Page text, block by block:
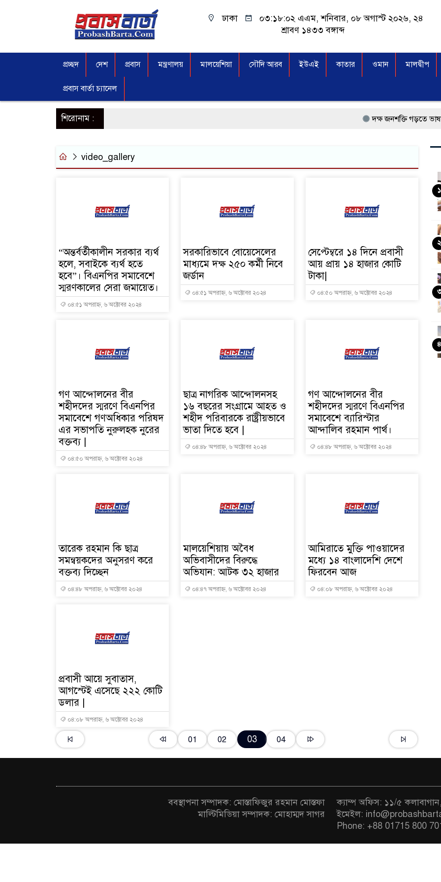
ঢাকা ০৩:১৮:০২ এএম, শনিবার, ০৮ অগাস্ট ২০২৬, ২৪
শ্রাবণ ১৪৩৩ বঙ্গাব্দ
প্রচ্ছদ দেশ প্রবাস মন্ত্রণালয় মালয়েশিয়া সৌদি আরব ইউএই কাতার ওমান মালদ্বীপ
প্রবাস বার্তা চ্যানেল
শিরোনাম : দক্ষ জনশক্তি গড়তে ভাষা
মালয়েশিয়া বিমানবন্দরে
কুয়ালালামপুরে বিশেষ
আগামী নির্বাচনে
video_gallery
“অন্তর্বর্তীকালীন সরকার ব্যর্থ
হলে, সবাইকে ব্যর্থ হতে
হবে”। বিএনপির সমাবেশে
স্মরণকালের সেরা জমায়েত।
০৪:৫১ অপরাহ্ন, ৬ অক্টোবর ২০২৪
সরকারিভাবে বোয়েসেলের
মাধ্যমে দক্ষ ২৫০ কর্মী নিবে
জর্ডান
০৪:৫১ অপরাহ্ন, ৬ অক্টোবর ২০২৪
সেপ্টেম্বরে ১৪ দিনে প্রবাসী
আয় প্রায় ১৪ হাজার কোটি
টাকা|
০৪:৫০ অপরাহ্ন, ৬ অক্টোবর ২০২৪
গণ আন্দোলনের বীর
শহীদদের স্মরণে বিএনপির
সমাবেশে গণঅধিকার পরিষদ
এর সভাপতি নুরুলহক নুরের
বক্তব্য |
০৪:৫০ অপরাহ্ন, ৬ অক্টোবর ২০২৪
ছাত্র নাগরিক আন্দোলনসহ
১৬ বছরের সংগ্রামে আহত ও
শহীদ পরিবারকে রাষ্ট্রীয়ভাবে
ভাতা দিতে হবে |
০৪:৪৮ অপরাহ্ন, ৬ অক্টোবর ২০২৪
গণ আন্দোলনের বীর
শহীদদের স্মরণে বিএনপির
সমাবেশে ব্যারিস্টার
আন্দালিব রহমান পার্থ।
০৪:৪৮ অপরাহ্ন, ৬ অক্টোবর ২০২৪
তারেক রহমান কি ছাত্র
সমন্বয়কদের অনুসরণ করে
বক্তব্য দিচ্ছেন
০৪:৪৮ অপরাহ্ন, ৬ অক্টোবর ২০২৪
মালয়েশিয়ায় অবৈধ
অভিবাসীদের বিরুদ্ধে
অভিযান: আটক ৩২ হাজার
০৪:৪৭ অপরাহ্ন, ৬ অক্টোবর ২০২৪
আমিরাতে মুক্তি পাওয়াদের
মধ্যে ১৪ বাংলাদেশি দেশে
ফিরবেন আজ
০৪:০৮ অপরাহ্ন, ৬ অক্টোবর ২০২৪
প্রবাসী আয়ে সুবাতাস,
আগস্টেই এসেছে ২২২ কোটি
ডলার |
০৪:০৮ অপরাহ্ন, ৬ অক্টোবর ২০২৪
01 02 03 04
১
২
৩
৪
ববস্থাপনা সম্পাদক: মোস্তাফিজুর রহমান মোস্তফা
মাল্টিমিডিয়া সম্পাদক: মোহাম্মদ সাগর
ক্যাম্প অফিস: ১১/৫
ইমেইল:
Phone: +88 01715 800